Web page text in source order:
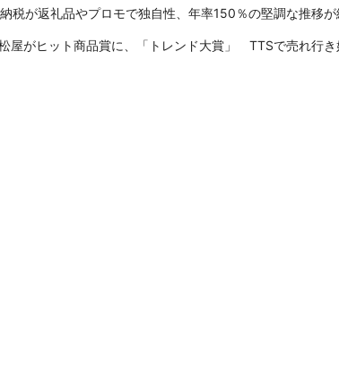
税が返礼品やプロモで独自性、年率150％の堅調な推移が
屋がヒット商品賞に、「トレンド大賞」 TTSで売れ行き